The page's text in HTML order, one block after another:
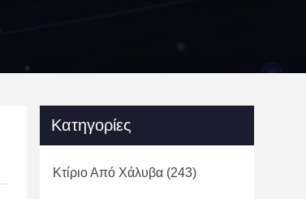
Κατηγορίες
Κτίριο Από Χάλυβα (243)